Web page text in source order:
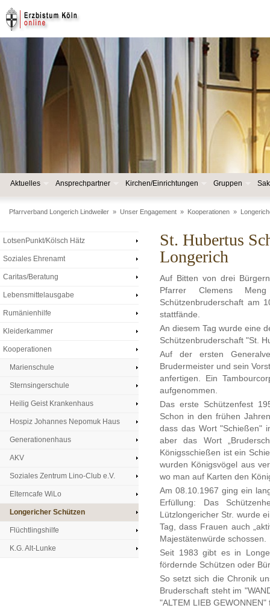
Aktuelles Ansprechpartner Kirchen/Einrichtungen Gruppen
Pfarrverband Longerich Lindweiler » Unser Engagement » Kooperationen »
LotsenPunkt/Kölsch Hätz
Soziales Ehrenamt
Caritas/Beratung
Lebensmittelausgabe
Rumänienhilfe
Kleiderkammer
Kooperationen
Marienschule
Sternsingerschule
Heilig Geist Krankenhaus
Hospiz Johannes Nepomuk Haus
Generationenhaus
AKV
Soziales Zentrum Lino-Club e.V.
Elterncafe WiLo
Longericher Schützen
Flüchtlingshilfe
K.G. Alt-Lunke
St. Hubertus
Longerich
Auf Bitten von drei
Pfarrer Clemens
Schützenbruderschaft am
stattfände.
An diesem Tag wurde eine
Schützenbruderschaft "St.
Auf der ersten
Brudermeister und sein
anfertigen. Ein
aufgenommen.
Das erste Schützenfest
Schon in den frühen
dass das Wort "Schießen"
aber das Wort
Königsschießen ist ein
wurden Königsvögel aus
wo man auf Karten den
Am 08.10.1967 ging ein
Erfüllung: Das
Lützlongericher Str. wurde
Tag, dass Frauen auch
Majestätenwürde schossen.
Seit 1983 gibt es in
fördernde Schützen oder
So setzt sich die Chronik
Bruderschaft steht im
"ALTEM LIEB GEWONNEN"